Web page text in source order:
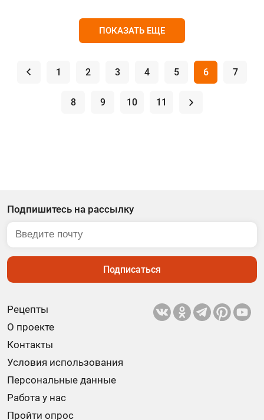
ПОКАЗАТЬ ЕЩЕ
. 1 2 3 4 5 6 7
8 9 10 11 .
Рецепты
О проекте
Контакты
Условия использования
Персональные данные
Работа у нас
Пройти опрос
Подпишитесь на рассылку
Подписаться